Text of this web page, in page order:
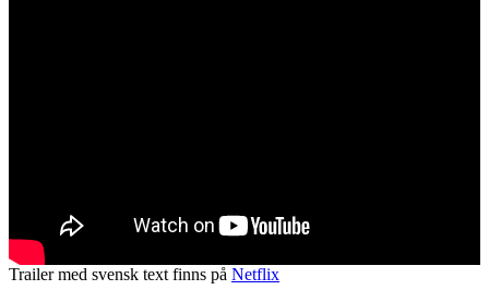
Trailer med svensk text finns på Netflix